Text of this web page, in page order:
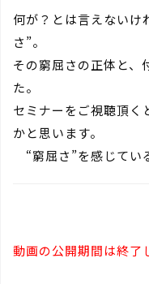
何が？とは言えないけ
さ”。
その窮屈さの正体と、
た。
セミナーをご視聴頂く
かと思います。
“窮屈さ”を感じてい
動画の公開期間は終了